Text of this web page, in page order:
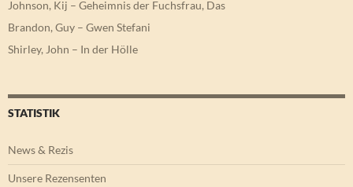
Johnson, Kij – Geheimnis der Fuchsfrau, Das
Brandon, Guy – Gwen Stefani
Shirley, John – In der Hölle
STATISTIK
News & Rezis
Unsere Rezensenten